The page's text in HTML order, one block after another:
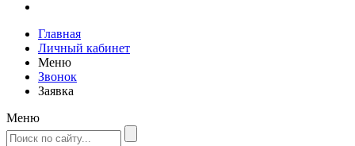
Главная
Личный кабинет
Меню
Звонок
Заявка
Меню